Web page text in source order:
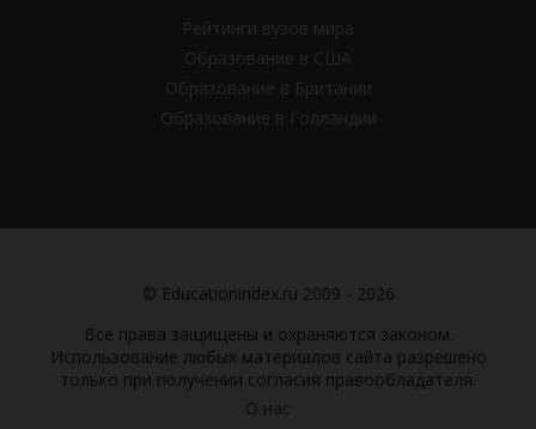
Рейтинги вузов мира
Образование в США
Образование в Британии
Образование в Голландии
© Educationindex.ru 2009 - 2026
Все права защищены и охраняются законом.
Использование любых материалов сайта разрешено
только при получении согласия правообладателя.
О нас